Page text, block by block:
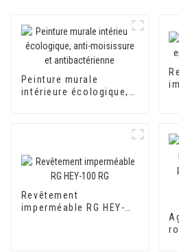
Peinture murale
intérieure écologique,
Revêtement
imperméable RG HEY-